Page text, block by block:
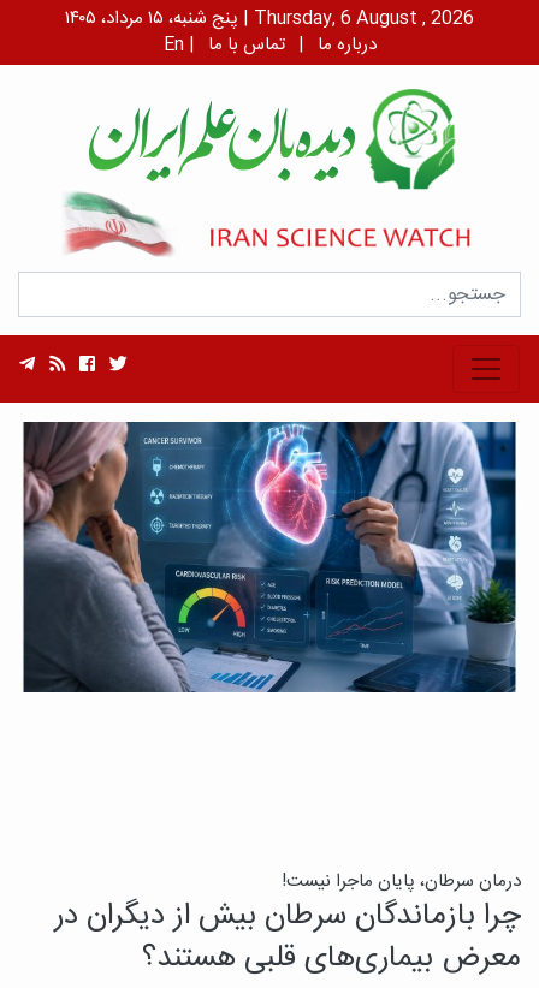
پنج شنبه، ۱۵ مرداد، ۱۴۰۵ | Thursday, 6 August , 2026
En | درباره ما | تماس با ما
درمان سرطان، پایان ماجرا نیست!
چرا بازماندگان سرطان بیش از دیگران در
معرض بیماری‌های قلبی هستند؟